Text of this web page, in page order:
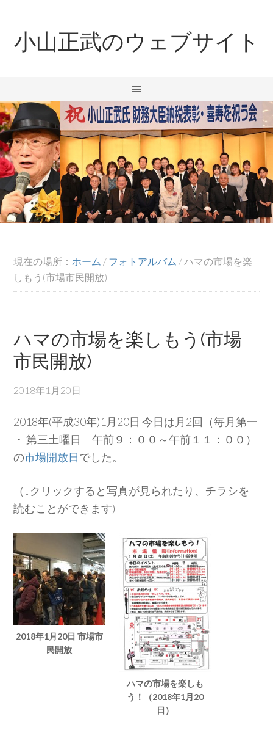
小山正武のウェブサイト
現在の場所： ホーム / フォトアルバム /ハマの市場を楽
しもう(市場市民開放)
ハマの市場を楽しもう(市場
市民開放)
2018年1月20日
2018年(平成30年)1月20日 今日は月2回（毎月第一
・ 第三土曜日 午前９：００～午前１１：００）
の市場開放日でした。
（↓クリックすると写真が見られたり、チラシを
読むことができます)
2018年1月20日 市場市
民開放
ハマの市場を楽しも
う！（2018年1月20
日）